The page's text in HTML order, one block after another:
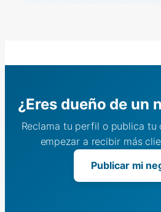
¿Eres dueño de un
Reclama tu perfil o publica tu
empezar a recibir más
Publicar mi